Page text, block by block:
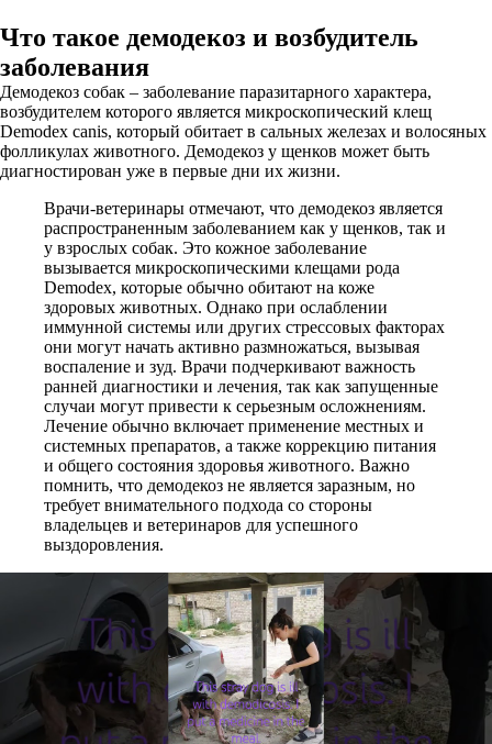
Что такое демодекоз и возбудитель
заболевания
Демодекоз собак – заболевание паразитарного характера,
возбудителем которого является микроскопический клещ
Demodex canis, который обитает в сальных железах и волосяных
фолликулах животного. Демодекоз у щенков может быть
диагностирован уже в первые дни их жизни.
Врачи-ветеринары отмечают, что демодекоз является
распространенным заболеванием как у щенков, так и
у взрослых собак. Это кожное заболевание
вызывается микроскопическими клещами рода
Demodex, которые обычно обитают на коже
здоровых животных. Однако при ослаблении
иммунной системы или других стрессовых факторах
они могут начать активно размножаться, вызывая
воспаление и зуд. Врачи подчеркивают важность
ранней диагностики и лечения, так как запущенные
случаи могут привести к серьезным осложнениям.
Лечение обычно включает применение местных и
системных препаратов, а также коррекцию питания
и общего состояния здоровья животного. Важно
помнить, что демодекоз не является заразным, но
требует внимательного подхода со стороны
владельцев и ветеринаров для успешного
выздоровления.